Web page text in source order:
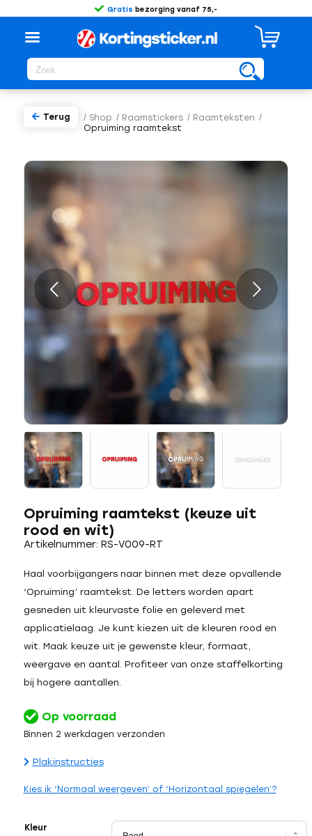
Gratis bezorging vanaf 75,-
/ Shop / Raamstickers / Raamteksten /
Opruiming raamtekst
Terug
Volgende
Opruiming raamtekst (keuze uit
rood en wit)
Artikelnummer: RS-V009-RT
Haal voorbijgangers naar binnen met deze opvallende
‘Opruiming’ raamtekst. De letters worden apart
gesneden uit kleurvaste folie en geleverd met
applicatielaag. Je kunt kiezen uit de kleuren rood en
wit. Maak keuze uit je gewenste kleur, formaat,
weergave en aantal. Profiteer van onze staffelkorting
bij hogere aantallen.
Op voorraad
Binnen 2 werkdagen verzonden
Plakinstructies
Kies ik ‘Normaal weergeven’ of ‘Horizontaal spiegelen’?
Kleur